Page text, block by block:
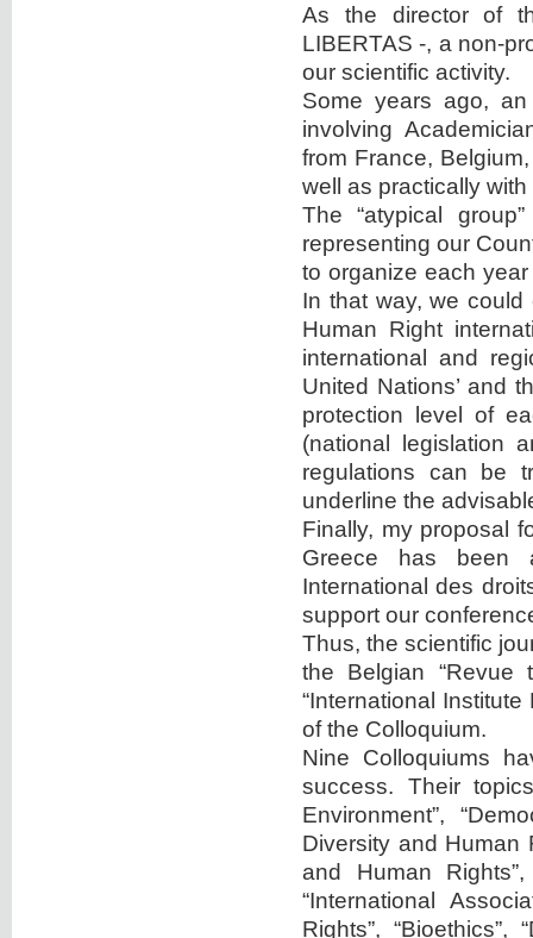
As the director of
LIBERTAS -, a non-
our scientific activity.
Some years ago,
involving
from France,
well as practically
The “atypical
representing our
to organize each
In that way, we
Human Right
international and
United Nations’ and
protection level of
(national legislation
regulations can be
underline the
Finally, my proposal
Greece has been
International des
support our
Thus, the scientific
the Belgian “Revue
“International
of the Colloquium.
Nine Colloquiums
success. Their
Environment”,
Diversity and Human
and Human
“International
Rights”,